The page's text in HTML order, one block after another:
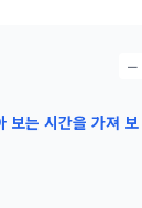
−
보는 시간을 가져 보